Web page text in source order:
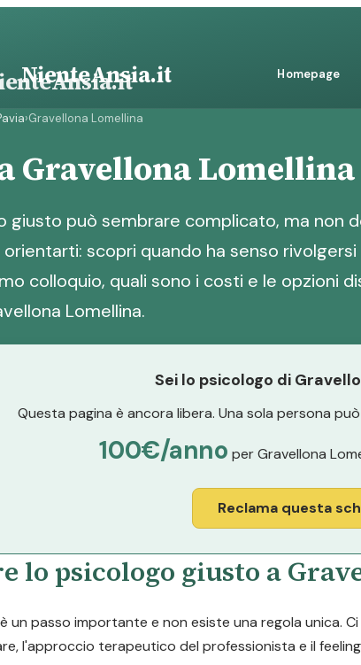
NienteAnsia.it Homepage
›Gravellona Lomellina
Gravellona Lomellina
giusto può sembrare complicato, ma non
scopri quando ha senso
colloquio, quali sono i costi e le opzioni
Lomellina.
Sei lo psicologo di
Questa pagina è ancora libera. Una sola persona
100€/anno per Gravellona
Reclama questa
lo psicologo giusto a
un passo importante e non esiste una regola
l'approccio terapeutico del professionista e il